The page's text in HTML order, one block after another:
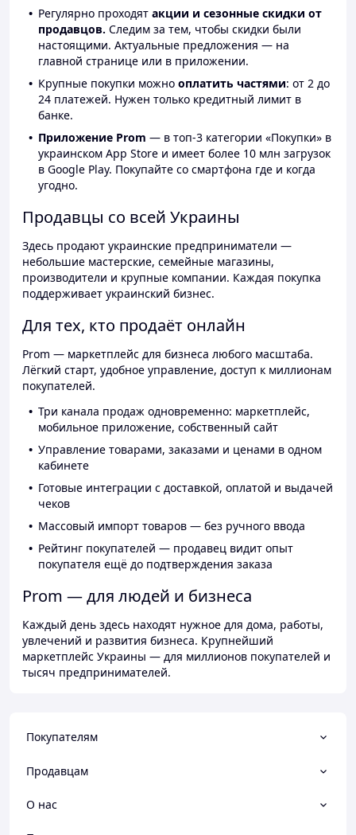
Регулярно проходят акции и сезонные скидки от
продавцов. Следим за тем, чтобы скидки были
настоящими. Актуальные предложения — на
главной странице или в приложении.
Крупные покупки можно оплатить частями: от 2 до
24 платежей. Нужен только кредитный лимит в
банке.
Приложение Prom — в топ-3 категории «Покупки» в
украинском App Store и имеет более 10 млн загрузок
в Google Play. Покупайте со смартфона где и когда
угодно.
Продавцы со всей Украины
Здесь продают украинские предприниматели —
небольшие мастерские, семейные магазины,
производители и крупные компании. Каждая покупка
поддерживает украинский бизнес.
Для тех, кто продаёт онлайн
Prom — маркетплейс для бизнеса любого масштаба.
Лёгкий старт, удобное управление, доступ к миллионам
покупателей.
Три канала продаж одновременно: маркетплейс,
мобильное приложение, собственный сайт
Управление товарами, заказами и ценами в одном
кабинете
Готовые интеграции с доставкой, оплатой и выдачей
чеков
Массовый импорт товаров — без ручного ввода
Рейтинг покупателей — продавец видит опыт
покупателя ещё до подтверждения заказа
Prom — для людей и бизнеса
Каждый день здесь находят нужное для дома, работы,
увлечений и развития бизнеса. Крупнейший
маркетплейс Украины — для миллионов покупателей и
тысяч предпринимателей.
Покупателям
Продавцам
О нас